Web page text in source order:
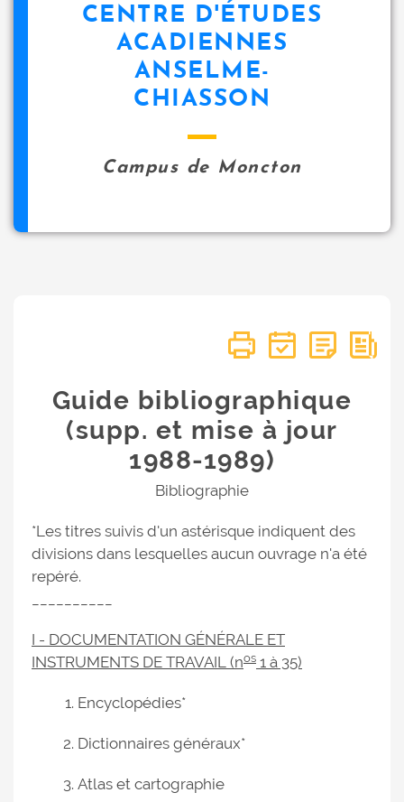
CENTRE D'ÉTUDES
ACADIENNES
ANSELME-
CHIASSON
Campus de Moncton
Guide bibliographique
(supp. et mise à jour
1988-1989)
Bibliographie
*Les titres suivis d'un astérisque indiquent des
divisions dans lesquelles aucun ouvrage n'a été
repéré.
I - DOCUMENTATION GÉNÉRALE ET
INSTRUMENTS DE TRAVAIL (nos 1 à 35)
Encyclopédies*
Dictionnaires généraux*
Atlas et cartographie